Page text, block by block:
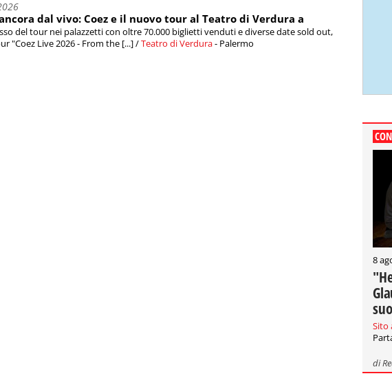
dal vivo: Coez e il nuovo tour al Teatro di Verdura a
del tour nei palazzetti con oltre 70.000 biglietti venduti e diverse date sold out,
"Coez Live 2026 - From the [...] /Teatro di Verdura- Palermo
8
Sito
di